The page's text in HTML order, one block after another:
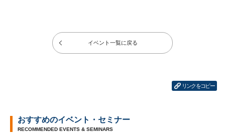
イベント一覧に戻る
リンクをコピー
おすすめのイベント・セミナー
RECOMMENDED EVENTS & SEMINARS